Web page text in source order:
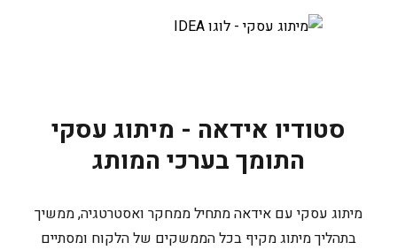
סטודיו אידאה - מיתוג עסקי
התומך בערכי המותג
מיתוג עסקי עם אידאה מתחיל ממחקר ואסטרטגיה, ממשיך
בתהליך מיתוג מקיף בכל הממשקים של הלקוח ומסתיים